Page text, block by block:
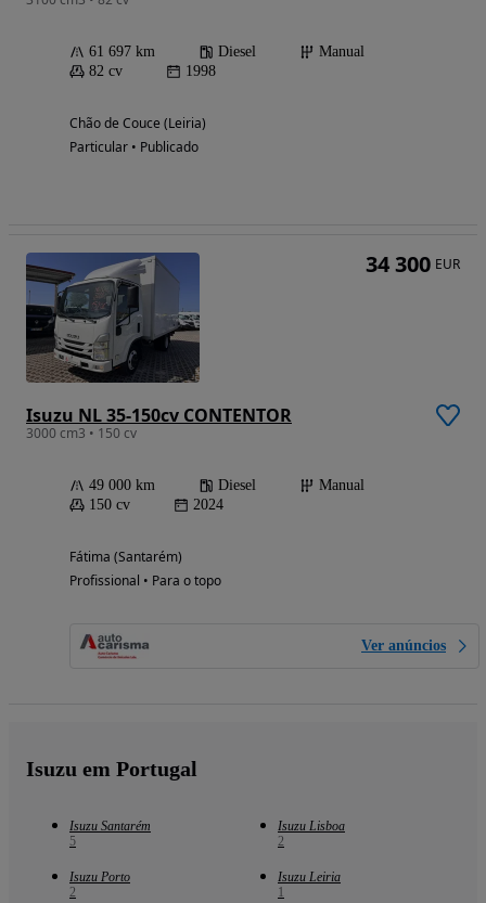
61 697 km Diesel
Manual
82 cv
1998
Chão de Couce (Leiria)
Particular • Publicado
Isuzu NL 35-150cv CONTENTOR
3000 cm3 • 150 cv
49 000 km Diesel
Manual
150 cv
2024
Fátima (Santarém)
Profissional • Para o topo
Ver anúncios
34 300 EUR
Isuzu em Portugal
Isuzu Santarém
5
Isuzu Lisboa
2
Isuzu Porto
2
Isuzu Leiria
1